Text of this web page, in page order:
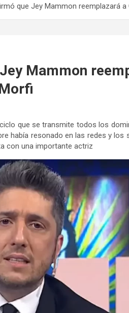
que Jey Mammon reemplazará a
Mammon
que se transmite todos los
había resonado en las redes y los
con una importante actriz